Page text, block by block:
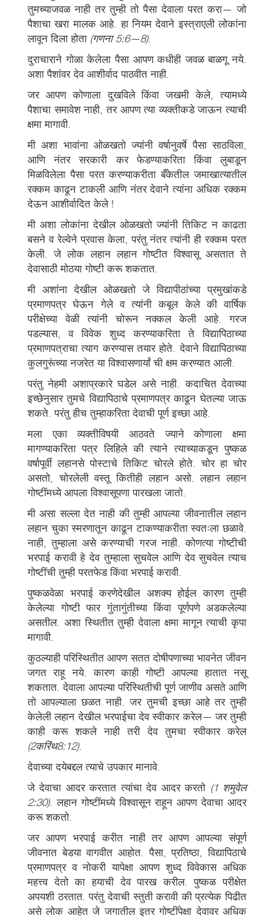
तुमच्याजवळ नाही तर तुम्ही तो पैसा देवाला परत करा— जो
पैशाचा खरा मालक आहे. हा नियम देवाने इस्त्राएली लोकांना
लावून दिला होता (गणना 5:6—8).
दुराचाराने गोळा केलेला पैसा आपण कधीही जवळ बाळगू नये.
अशा पैशांवर देव आशीर्वाद पाठवीत नाही.
जर आपण कोणाला दुखविले किंवा जखमी केले, त्यामध्ये
पैशाचा समावेश नाही, तर आपण त्या व्यक्तीकडे जाऊन त्याची
क्षमा मागावी.
मी अशा भावांना ओळखतो ज्यांनी वर्षानुवर्षे पैसा साठविला,
आणि नंतर सरकारी कर फेडण्याकरिता किंवा लुबाडून
मिळविलेला पैसा परत करण्याकरीता बँकेतील जमाखात्यातील
रक्कम काढून टाकली आणि नंतर देवाने त्यांना अधिक रक्कम
देऊन आशीर्वादित केले !
मी अशा लोकांना देखील ओळखतो ज्यांनी तिकिट न काढता
बसने व रेल्वेने प्रवास केला, परंतु नंतर त्यांनी ही रक्कम परत
केली. जे लोक लहान लहान गोष्टीत विश्वासू असतात ते
देवासाठी मोठया गोष्टी करू शकतात.
मी अशांना देखील ओळखतो जे विद्यापीठांच्या प्रमुखांकडे
प्रमाणपत्र घेऊन गेले व त्यांनी कबूल केले की वार्षिक
परीक्षेच्या वेळी त्यांनी चोरून नक्कल केली आहे. गरज
पडल्यास, व विवेक शुध्द करण्याकरिता ते विद्यापिठाच्या
प्रमाणपत्राचा त्याग करण्यास तयार होते. देवाने विद्यापिठाच्या
कुलगुरूंच्या नजरेत या विश्वासणार्यां ची क्षम करण्यात आली.
परंतु नेहमी अशाप्रकारे घडेल असे नाही. कदाचित देवाच्या
इच्छेनुसार तुमचे विद्यापिठाचे प्रमाणपत्र काढून घेतल्या जाऊ
शकते. परंतु हीच तुम्हाकरिता देवाची पूर्ण इच्छा आहे.
मला एका व्यक्तीविषयी आठवते ज्याने कोणाला क्षमा
मागण्याकरिता पत्र लिहिले की त्याने त्याच्याकडून पुष्कळ
वर्षापूर्वी लहानसे पोस्टाचे तिकिट चोरले होते. चोर हा चोर
असतो, चोरलेली वस्तू कितीही लहान असो. लहान लहान
गोष्टींमध्ये आपला विश्वासूपणा पारखला जातो.
मी असा सल्ला देत नाही की तुम्ही आपल्या जीवनातील लहान
लहान चुका स्मरणातून काढून टाकण्याकरीता स्वतःला छळावे.
नाही, तुम्हाला असे करण्याची गरज नाही. कोणत्या गोष्टीची
भरपाई करावी हे देव तुम्हाला सुचवेल आणि देव सुचवेल त्याच
गोष्टींची तुम्ही परतफेड किंवा भरपाई करावी.
पुष्कळवेळा भरपाई करणेदेखील अशक्य होईल कारण तुम्ही
केलेल्या गोष्टी फार गुंतागुंतीच्या किंवा पूर्णपणे अडकलेल्या
असतील. अशा स्थितीत तुम्ही देवाला क्षमा मागून त्याची कृपा
मागावी.
कुठल्याही परिस्थितीत आपण सतत दोषीपणाच्या भावनेत जीवन
जगत राहू नये. कारण काही गोष्टी आपल्या हातात नसू
शकतात. देवाला आपल्या परिस्थितीची पूर्ण जाणीव असते आणि
तो आपल्याला छळत नाही. जर तुमची इच्छा आहे तर तुम्ही
केलेली लहान देखील भरपाईचा देव स्वीकार करेल— जर तुम्ही
काही करू शकले नाही तरी देव तुमचा स्वीकार करेल
(2करिंथ8:12).
देवाच्या दयेबद्दल त्याचे उपकार मानावे.
जे देवाचा आदर करतात त्यांचा देव आदर करतो (1 शमुवेल
2:30). लहान गोष्टींमध्ये विश्वासून राहून आपण देवाचा आदर
करू शकतो.
जर आपण भरपाई करीत नाही तर आपण आपल्या संपूर्ण
जीवनात बेडया वागवीत आहोत. पैसा, प्रतिष्ठा, विद्यापिठाचे
प्रमाणपत्र व नोकरी यापेक्षा आपण शुध्द विवेकास अधिक
महत्त्व देतो का हयाची देव पारख करील. पुष्कळ परीक्षेत
अपयशी ठरतात. परंतु देवाची स्तुती करावी की प्रत्येक पिढीत
असे लोक आहेत जे जगातील इतर गोष्टींपेक्षा देवावर अधिक